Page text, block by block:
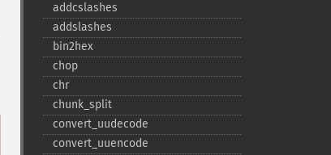
addcslashes
addslashes
bin2hex
chop
chr
chunk_​split
convert_​uudecode
convert_​uuencode